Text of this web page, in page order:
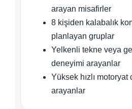
arayan misafirler
8 kişiden kalabalık
planlayan gruplar
Yelkenli tekne veya
deneyimi arayanlar
Yüksek hızlı motoryat
arayanlar